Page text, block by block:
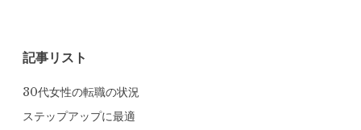
記事リスト
30代女性の転職の状況
ステップアップに最適